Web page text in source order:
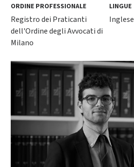
ORDINE PROFESSIONALE
Registro dei Praticanti
dell'Ordine degli Avvocati di
Milano
LINGUE
Inglese